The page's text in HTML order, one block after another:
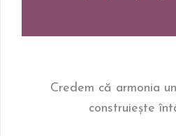
Credem că armonia
construiește